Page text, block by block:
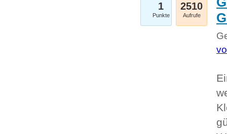
1
Punkte
2510
Aufrufe